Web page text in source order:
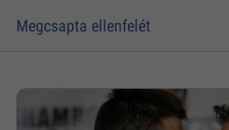
Megcsapta ellenfelét